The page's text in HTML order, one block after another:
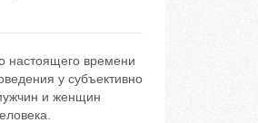
настоящего времени
у субъективно
и женщин